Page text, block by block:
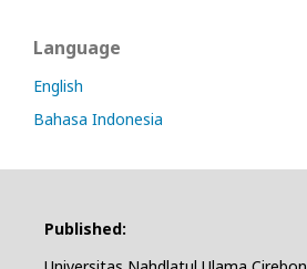
Language
English
Bahasa Indonesia
Published: